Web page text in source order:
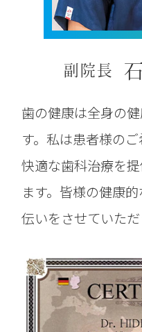
副院長
歯の健康は全身の
す。私は患者様の
快適な歯科治療を
ます。皆様の健康
伝いをさせていただ